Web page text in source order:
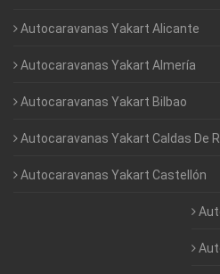
Autocaravanas Yakart Alicante
Autocaravanas Yakart Almería
Autocaravanas Yakart Bilbao
Autocaravanas Yakart Caldas De
Autocaravanas Yakart Castellón